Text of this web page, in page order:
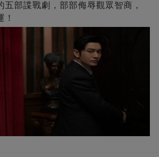
五部諜戰劇，部部侮辱觀眾智商，